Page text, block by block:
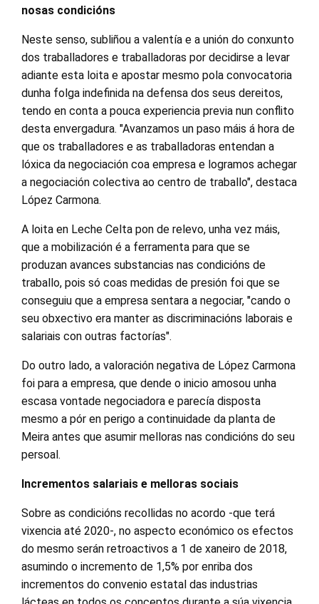
nosas condicións
Neste senso, subliñou a valentía e a unión do conxunto
dos traballadores e traballadoras por decidirse a levar
adiante esta loita e apostar mesmo pola convocatoria
dunha folga indefinida na defensa dos seus dereitos,
tendo en conta a pouca experiencia previa nun conflito
desta envergadura. "Avanzamos un paso máis á hora de
que os traballadores e as traballadoras entendan a
lóxica da negociación coa empresa e logramos achegar
a negociación colectiva ao centro de traballo", destaca
López Carmona.
A loita en Leche Celta pon de relevo, unha vez máis,
que a mobilización é a ferramenta para que se
produzan avances substancias nas condicións de
traballo, pois só coas medidas de presión foi que se
conseguiu que a empresa sentara a negociar, "cando o
seu obxectivo era manter as discriminacións laborais e
salariais con outras factorías".
Do outro lado, a valoración negativa de López Carmona
foi para a empresa, que dende o inicio amosou unha
escasa vontade negociadora e parecía disposta
mesmo a pór en perigo a continuidade da planta de
Meira antes que asumir melloras nas condicións do seu
persoal.
Incrementos salariais e melloras sociais
Sobre as condicións recollidas no acordo -que terá
vixencia até 2020-, no aspecto económico os efectos
do mesmo serán retroactivos a 1 de xaneiro de 2018,
asumindo o incremento de 1,5% por enriba dos
incrementos do convenio estatal das industrias